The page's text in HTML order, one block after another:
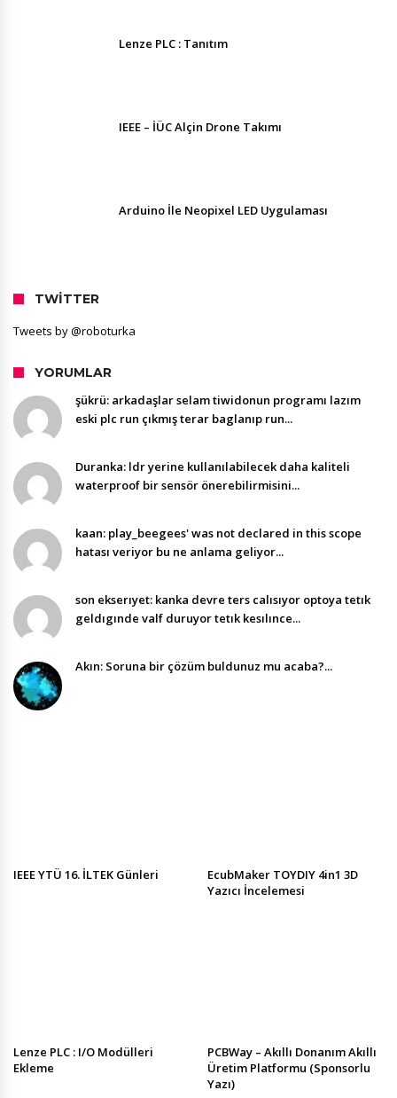
Lenze PLC : Tanıtım
IEEE – İÜC Alçin Drone Takımı
Arduino İle Neopixel LED Uygulaması
TWITTER
Tweets by @roboturka
YORUMLAR
şükrü: arkadaşlar selam tiwidonun programı lazım
eski plc run çıkmış terar baglanıp run...
Duranka: ldr yerine kullanılabilecek daha kaliteli
waterproof bir sensör önerebilirmisini...
kaan: play_beegees' was not declared in this scope
hatası veriyor bu ne anlama geliyor...
son ekserıyet: kanka devre ters calısıyor optoya tetık
geldıgınde valf duruyor tetık kesılınce...
Akın: Soruna bir çözüm buldunuz mu acaba?...
IEEE YTÜ 16. İLTEK Günleri
EcubMaker TOYDIY 4in1 3D
Yazıcı İncelemesi
Lenze PLC : I/O Modülleri
Ekleme
PCBWay – Akıllı Donanım Akıllı
Üretim Platformu (Sponsorlu
Yazı)